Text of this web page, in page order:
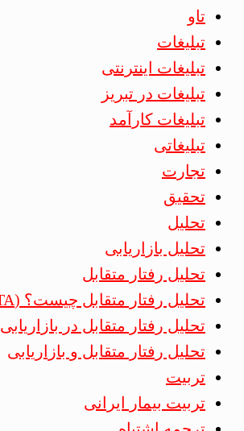
تاو
تبلیغات
تبلیغات اینترنتی
تبلیغات در تبریز
تبلیغات کارآمد
تبلیغاتی
تجارت
تحقیق
تحلیل
تحلیل بازاریابی
تحلیل رفتار متقابل
تحلیل رفتار متقابل چیست؟ (TA)
تحلیل رفتار متقابل در بازاریابی
تحلیل رفتار متقابل و بازاریابی
تربیت
تربیت بیمار ایرانی